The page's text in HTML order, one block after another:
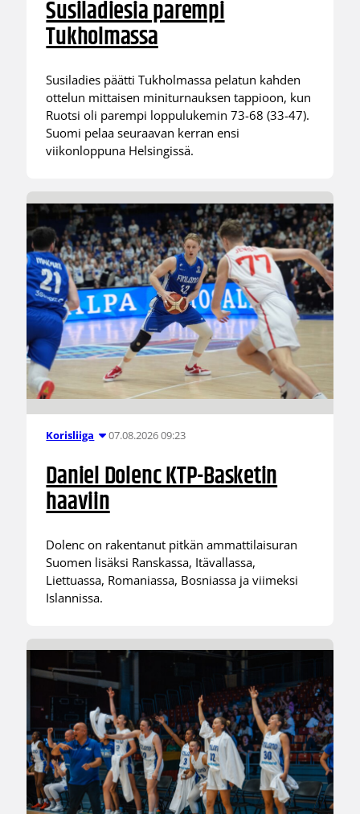
Susiladiesia parempi
Tukholmassa
Susiladies päätti Tukholmassa pelatun kahden
ottelun mittaisen miniturnauksen tappioon, kun
Ruotsi oli parempi loppulukemin 73-68 (33-47).
Suomi pelaa seuraavan kerran ensi
viikonloppuna Helsingissä.
Korisliiga 07.08.2026 09:23
Daniel Dolenc KTP-Basketin
haaviin
Dolenc on rakentanut pitkän ammattilaisuran
Suomen lisäksi Ranskassa, Itävallassa,
Liettuassa, Romaniassa, Bosniassa ja viimeksi
Islannissa.